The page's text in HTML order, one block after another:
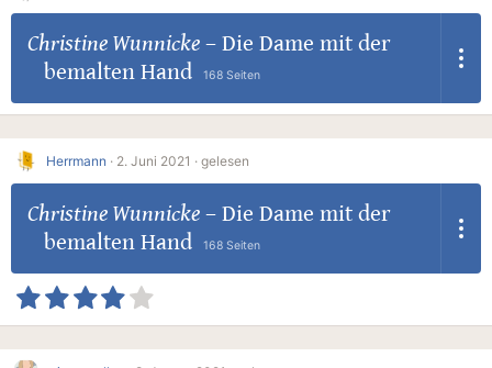
Christine Wunnicke– Die Dame mit der
bemalten Hand
168 Seiten
Herrmann · 2. Juni 2021 · gelesen
Christine Wunnicke– Die Dame mit der
bemalten Hand
168 Seiten